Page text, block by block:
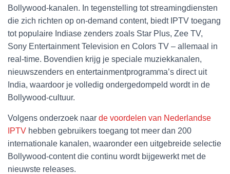
Bollywood-kanalen. In tegenstelling tot streamingdiensten
die zich richten op on-demand content, biedt IPTV toegang
tot populaire Indiase zenders zoals Star Plus, Zee TV,
Sony Entertainment Television en Colors TV – allemaal in
real-time. Bovendien krijg je speciale muziekkanalen,
nieuwszenders en entertainmentprogramma’s direct uit
India, waardoor je volledig ondergedompeld wordt in de
Bollywood-cultuur.
Volgens onderzoek naar de voordelen van Nederlandse
IPTV hebben gebruikers toegang tot meer dan 200
internationale kanalen, waaronder een uitgebreide selectie
Bollywood-content die continu wordt bijgewerkt met de
nieuwste releases.